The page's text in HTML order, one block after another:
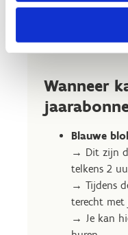
het hele jaar
seizoen. Je hebt
houten piste.
Wanneer
Blauwe
→ Dit zijn
telkens 2
→ Tijdens
terecht met
→ Je kan